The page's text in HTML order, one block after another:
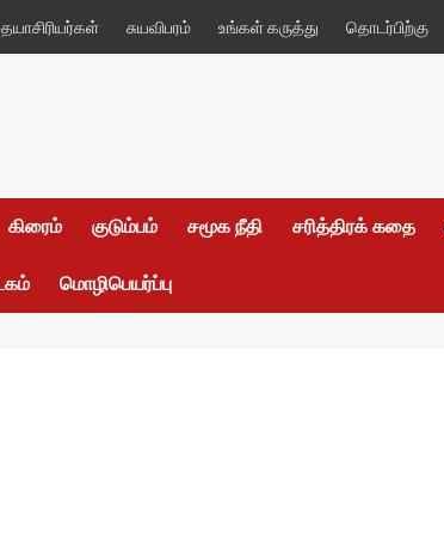
சுயவிபரம் உங்கள் கருத்து தொடர்பிற்கு
கிரைம் குடும்பம் சமூக நீதி சரித்திரக் கதை
மொழிபெயர்ப்பு